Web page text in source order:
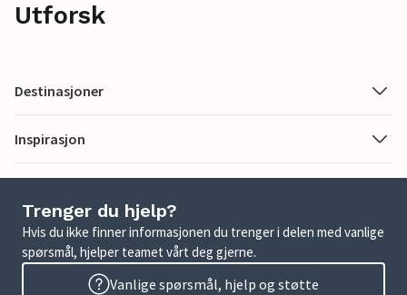
Utforsk
Destinasjoner
Inspirasjon
Trenger du hjelp?
Hvis du ikke finner informasjonen du trenger i delen med vanlige
spørsmål, hjelper teamet vårt deg gjerne.
Vanlige spørsmål, hjelp og støtte